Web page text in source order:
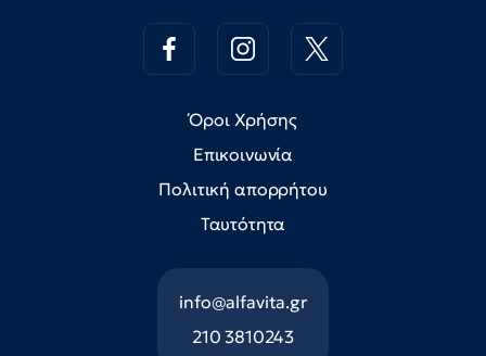
Όροι Χρήσης
Επικοινωνία
Πολιτική απορρήτου
Ταυτότητα
info@alfavita.gr
210 3810243